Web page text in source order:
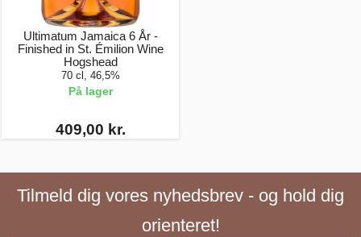
Ultimatum Jamaica 6 År -
Finished in St. Émilion Wine
Hogshead
70 cl, 46,5%
På lager
409,00 kr.
Tilmeld dig vores nyhedsbrev - og hold dig
orienteret!